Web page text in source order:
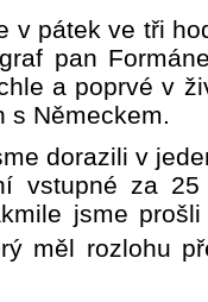
v pátek ve tři
pan
a poprvé v
s Německem.
dorazili v
vstupné za
jsme
měl rozlohu